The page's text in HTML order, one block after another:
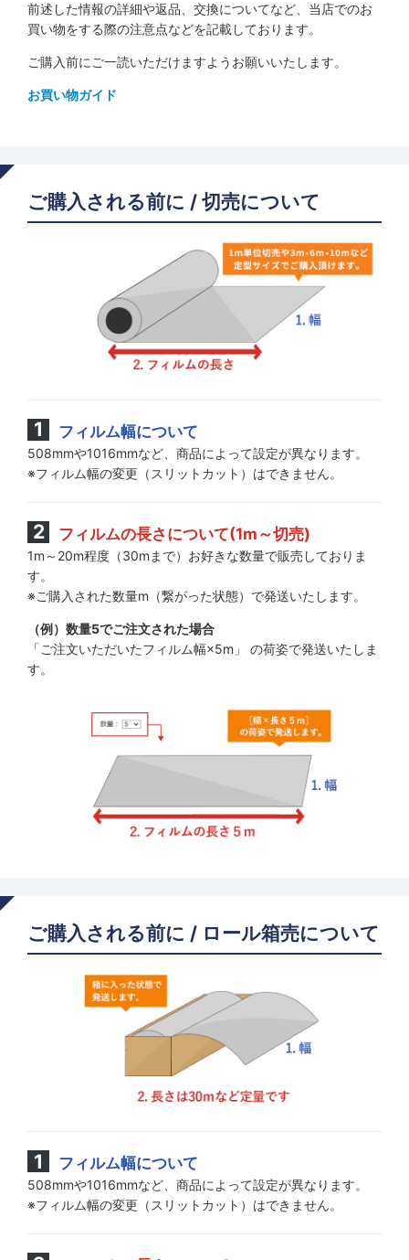
前述した情報の詳細や返品、交換についてなど、当店でのお
買い物をする際の注意点などを記載しております。
ご購入前にご一読いただけますようお願いいたします。
お買い物ガイド
ご購入される前に / 切売について
フィルム幅について
508mmや1016mmなど、商品によって設定が異なります。
※フィルム幅の変更（スリットカット）はできません。
フィルムの長さについて(1m～切売)
1m～20m程度（30mまで）お好きな数量で販売しておりま
す。
※ご購入された数量m（繋がった状態）で発送いたします。
（例）数量5でご注文された場合
「ご注文いただいたフィルム幅×5m」 の荷姿で発送いたしま
す。
ご購入される前に / ロール箱売について
フィルム幅について
508mmや1016mmなど、商品によって設定が異なります。
※フィルム幅の変更（スリットカット）はできません。